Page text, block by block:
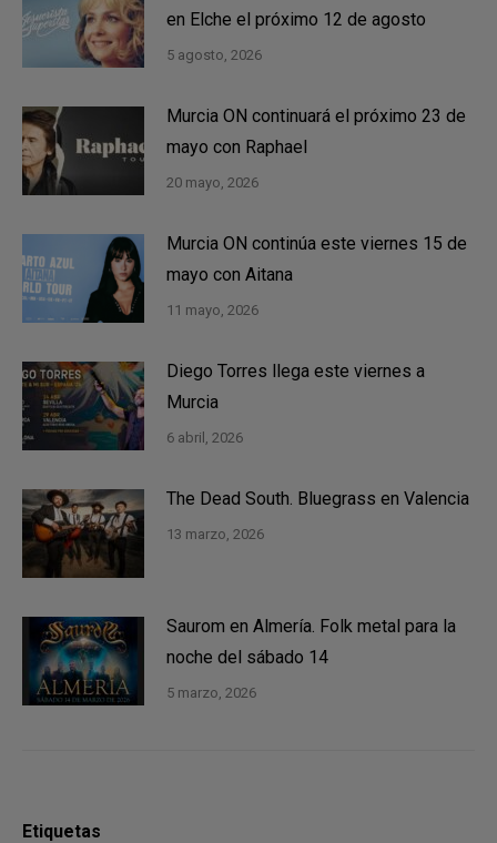
en Elche el próximo 12 de agosto
5 agosto, 2026
Murcia ON continuará el próximo 23 de
mayo con Raphael
20 mayo, 2026
Murcia ON continúa este viernes 15 de
mayo con Aitana
11 mayo, 2026
Diego Torres llega este viernes a
Murcia
6 abril, 2026
The Dead South. Bluegrass en Valencia
13 marzo, 2026
Saurom en Almería. Folk metal para la
noche del sábado 14
5 marzo, 2026
Etiquetas